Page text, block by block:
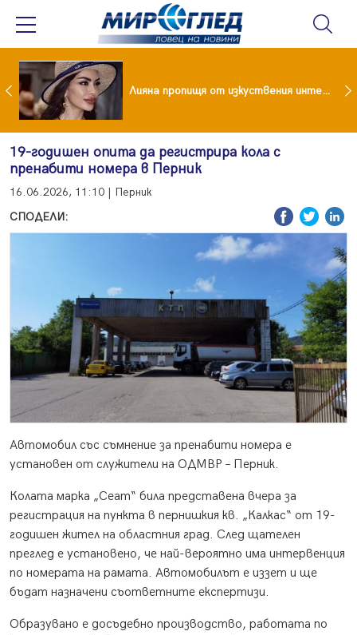
Популярен риалити герой заряза жена си заради друга Лияна пропищя от изкуствения интелект
19-годишен опита да регистрира кола с
пренабити номера в Перник
16.06.2026, 11:10 | Перник
СПОДЕЛИ:
Автомобил със съмнение за пренабити номера е
установен от служители на ОДМВР – Перник.
Колата марка „Сеат“ била представена вчера за
регистрация на пункта в пернишкия кв. „Калкас“ от 19-
годишен жител на областния град. След щателен
преглед е установено, че най-вероятно има интервенция
по номерата на рамата. Автомобилът е иззет и ще
бъдат назначени съответните експертизи.
Образувано е досъдебно производство, работата по